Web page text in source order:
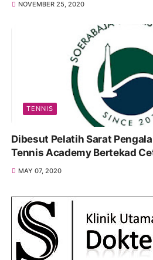
NOVEMBER 25, 2020
TENNIS
Dibesut Pelatih Sarat
Tennis Academy Bertekad
MAY 07, 2020